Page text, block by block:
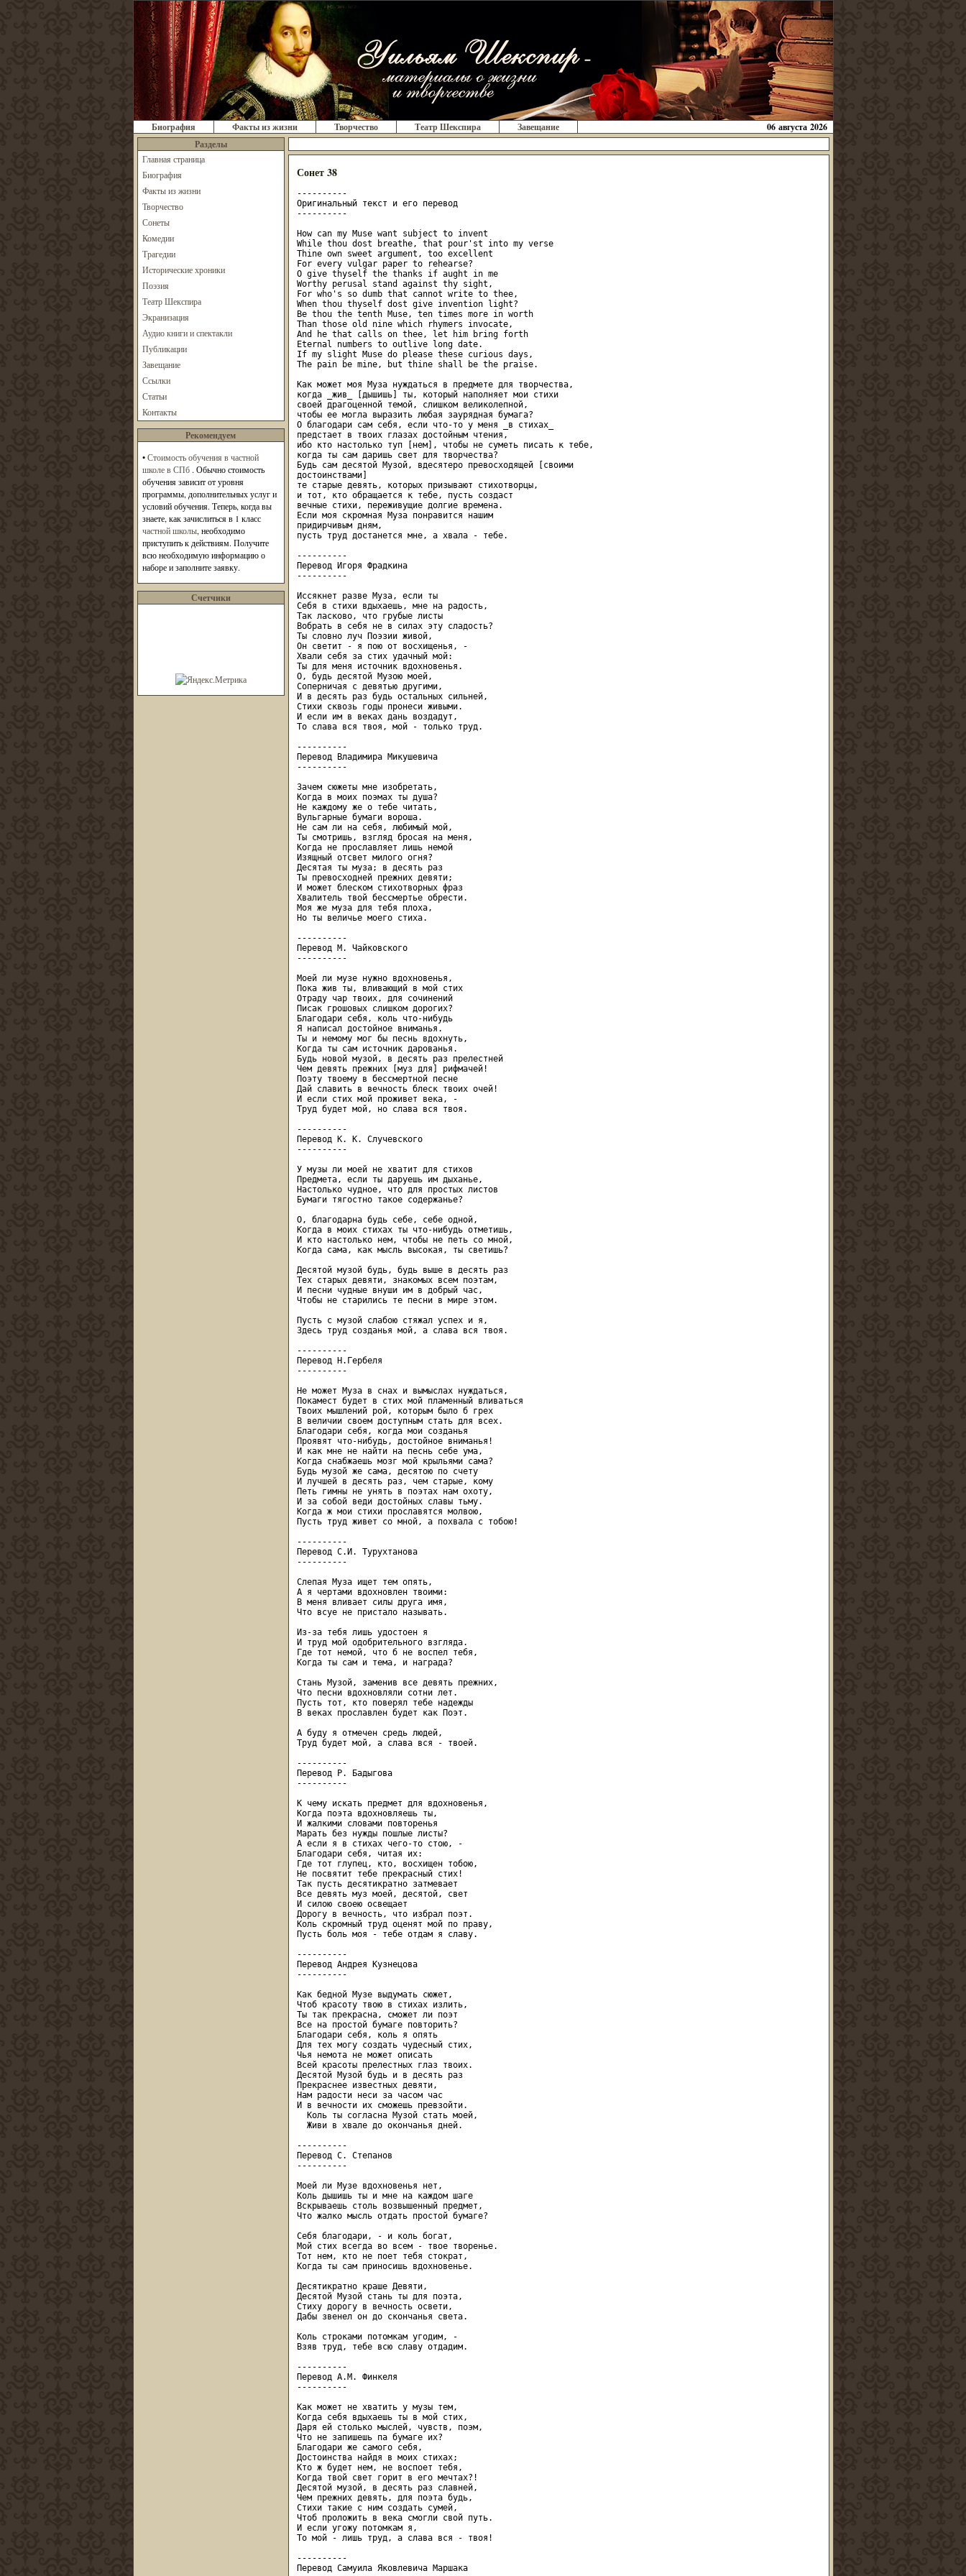
Биография Факты из жизни Творчество Театр Шекспира Завещание
06 августа 2026
Разделы
Главная страница
Биография
Факты из жизни
Творчество
Сонеты
Комедии
Трагедии
Исторические хроники
Поэзия
Театр Шекспира
Экранизация
Аудио книги и спектакли
Публикации
Завещание
Ссылки
Статьи
Контакты
Рекомендуем
•Стоимость обучения в частной
школе в СПб. Обычно стоимость
обучения зависит от уровня
программы, дополнительных услуг и
условий обучения. Теперь, когда вы
знаете, как зачислиться в 1 класс
частной школы, необходимо
приступить к действиям. Получите
всю необходимую информацию о
наборе и заполните заявку.
Счетчики
Сонет 38
----------
Оригинальный текст и его перевод
----------
How can my Muse want subject to invent
While thou dost breathe, that pour'st into my verse
Thine own sweet argument, too excellent
For every vulgar paper to rehearse?
О give thyself the thanks if aught in me
Worthy perusal stand against thy sight,
For who's so dumb that cannot write to thee,
When thou thyself dost give invention light?
Be thou the tenth Muse, ten times more in worth
Than those old nine which rhymers invocate,
And he that calls on thee, let him bring forth
Eternal numbers to outlive long date.
If my slight Muse do please these curious days,
The pain be mine, but thine shall be the praise.
Как может моя Муза нуждаться в предмете для творчества,
когда _жив_ [дышишь] ты, который наполняет мои стихи
своей драгоценной темой, слишком великолепной,
чтобы ее могла выразить любая заурядная бумага?
О благодари сам себя, если что-то у меня _в стихах_
предстает в твоих глазах достойным чтения,
ибо кто настолько туп [нем], чтобы не суметь писать к тебе,
когда ты сам даришь свет для творчества?
Будь сам десятой Музой, вдесятеро превосходящей [своими
достоинствами]
те старые девять, которых призывают стихотворцы,
и тот, кто обращается к тебе, пусть создаст
вечные стихи, переживущие долгие времена.
Если моя скромная Муза понравится нашим
придирчивым дням,
пусть труд достанется мне, а хвала - тебе.
----------
Перевод Игоря Фрадкина
----------
Иссякнет разве Муза, если ты
Себя в стихи вдыхаешь, мне на радость,
Так ласково, что грубые листы
Вобрать в себя не в силах эту сладость?
Ты словно луч Поэзии живой,
Он светит - я пою от восхищенья, -
Хвали себя за стих удачный мой:
Ты для меня источник вдохновенья.
О, будь десятой Музою моей,
Соперничая с девятью другими,
И в десять раз будь остальных сильней,
Стихи сквозь годы пронеси живыми.
И если им в веках дань воздадут,
То слава вся твоя, мой - только труд.
----------
Перевод Владимира Микушевича
----------
Зачем сюжеты мне изобретать,
Когда в моих поэмах ты душа?
Не каждому же о тебе читать,
Вульгарные бумаги вороша.
Не сам ли на себя, любимый мой,
Ты смотришь, взгляд бросая на меня,
Когда не прославляет лишь немой
Изящный отсвет милого огня?
Десятая ты муза; в десять раз
Ты превосходней прежних девяти;
И может блеском стихотворных фраз
Хвалитель твой бессмертье обрести.
Моя же муза для тебя плоха,
Но ты величье моего стиха.
----------
Перевод М. Чайковского
----------
Моей ли музе нужно вдохновенья,
Пока жив ты, вливающий в мой стих
Отраду чар твоих, для сочинений
Писак грошовых слишком дорогих?
Благодари себя, коль что-нибудь
Я написал достойное вниманья.
Ты и немому мог бы песнь вдохнуть,
Когда ты сам источник дарованья.
Будь новой музой, в десять раз прелестней
Чем девять прежних [муз для] рифмачей!
Поэту твоему в бессмертной песне
Дай славить в вечность блеск твоих очей!
И если стих мой проживет века, -
Труд будет мой, но слава вся твоя.
----------
Перевод К. К. Случевского
----------
У музы ли моей не хватит для стихов
Предмета, если ты даруешь им дыханье,
Настолько чудное, что для простых листов
Бумаги тягостно такое содержанье?
О, благодарна будь себе, себе одной,
Когда в моих стихах ты что-нибудь отметишь,
И кто настолько нем, чтобы не петь со мной,
Когда сама, как мысль высокая, ты светишь?
Десятой музой будь, будь выше в десять раз
Тех старых девяти, знакомых всем поэтам,
И песни чудные внуши им в добрый час,
Чтобы не старились те песни в мире этом.
Пусть с музой слабою стяжал успех и я,
Здесь труд созданья мой, а слава вся твоя.
----------
Перевод Н.Гербеля
----------
Не может Муза в снах и вымыслах нуждаться,
Покамест будет в стих мой пламенный вливаться
Твоих мышлений рой, которым было б грех
В величии своем доступным стать для всех.
Благодари себя, когда мои созданья
Проявят что-нибудь, достойное вниманья!
И как мне не найти на песнь себе ума,
Когда снабжаешь мозг мой крыльями сама?
Будь музой же сама, десятою по счету
И лучшей в десять раз, чем старые, кому
Петь гимны не унять в поэтах нам охоту,
И за собой веди достойных славы тьму.
Когда ж мои стихи прославятся молвою,
Пусть труд живет со мной, а похвала с тобою!
----------
Перевод С.И. Турухтанова
----------
Слепая Муза ищет тем опять,
А я чертами вдохновлен твоими:
В меня вливает силы друга имя,
Что всуе не пристало называть.
Из-за тебя лишь удостоен я
И труд мой одобрительного взгляда.
Где тот немой, что б не воспел тебя,
Когда ты сам и тема, и награда?
Стань Музой, заменив все девять прежних,
Что песни вдохновляли сотни лет.
Пусть тот, кто поверял тебе надежды
В веках прославлен будет как Поэт.
А буду я отмечен средь людей,
Труд будет мой, а слава вся - твоей.
----------
Перевод Р. Бадыгова
----------
К чему искать предмет для вдохновенья,
Когда поэта вдохновляешь ты,
И жалкими словами повторенья
Марать без нужды пошлые листы?
А если я в стихах чего-то стою, -
Благодари себя, читая их:
Где тот глупец, кто, восхищен тобою,
Не посвятит тебе прекрасный стих!
Так пусть десятикратно затмевает
Все девять муз моей, десятой, свет
И силою своею освещает
Дорогу в вечность, что избрал поэт.
Коль скромный труд оценят мой по праву,
Пусть боль моя - тебе отдам я славу.
----------
Перевод Андрея Кузнецова
----------
Как бедной Музе выдумать сюжет,
Чтоб красоту твою в стихах излить,
Ты так прекрасна, сможет ли поэт
Все на простой бумаге повторить?
Благодари себя, коль я опять
Для тех могу создать чудесный стих,
Чья немота не может описать
Всей красоты прелестных глаз твоих.
Десятой Музой будь и в десять раз
Прекраснее известных девяти,
Нам радости неси за часом час
И в вечности их сможешь превзойти.
  Коль ты согласна Музой стать моей,
  Живи в хвале до окончанья дней.
----------
Перевод С. Степанов
----------
Моей ли Музе вдохновенья нет,
Коль дышишь ты и мне на каждом шаге
Вскрываешь столь возвышенный предмет,
Что жалко мысль отдать простой бумаге?
Себя благодари, - и коль богат,
Мой стих всегда во всем - твое творенье.
Тот нем, кто не поет тебя стократ,
Когда ты сам приносишь вдохновенье.
Десятикратно краше Девяти,
Десятой Музой стань ты для поэта,
Стиху дорогу в вечность освети,
Дабы звенел он до скончанья света.
Коль строками потомкам угодим, -
Взяв труд, тебе всю славу отдадим.
----------
Перевод А.М. Финкеля
----------
Как может не хватить у музы тем,
Когда себя вдыхаешь ты в мой стих,
Даря ей столько мыслей, чувств, поэм,
Что не запишешь па бумаге их?
Благодари же самого себя,
Достоинства найдя в моих стихах;
Кто ж будет нем, не воспоет тебя,
Когда твой свет горит в его мечтах?!
Десятой музой, в десять раз славней,
Чем прежних девять, для поэта будь,
Стихи такие с ним создать сумей,
Чтоб проложить в века смогли свой путь.
И если угожу потомкам я,
То мой - лишь труд, а слава вся - твоя!
----------
Перевод Самуила Яковлевича Маршака